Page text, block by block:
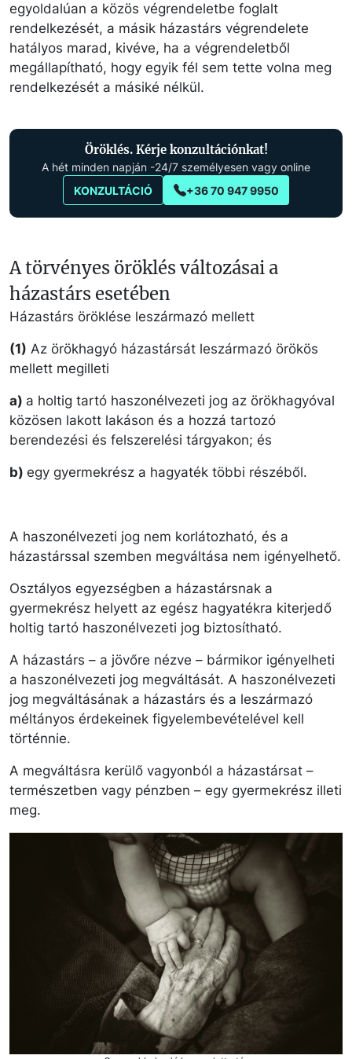
egyoldalúan a közös végrendeletbe foglalt
rendelkezését, a másik házastárs végrendelete
hatályos marad, kivéve, ha a végrendeletből
megállapítható, hogy egyik fél sem tette volna meg
rendelkezését a másiké nélkül.
Öröklés. Kérje konzultációnkat!
A hét minden napján -24/7 személyesen vagy online
+36 70 947 9950
KONZULTÁCIÓ
A törvényes öröklés változásai a
házastárs esetében
Házastárs öröklése leszármazó mellett
(1) Az örökhagyó házastársát leszármazó örökös
mellett megilleti
a) a holtig tartó haszonélvezeti jog az örökhagyóval
közösen lakott lakáson és a hozzá tartozó
berendezési és felszerelési tárgyakon; és
b) egy gyermekrész a hagyaték többi részéből.
A haszonélvezeti jog nem korlátozható, és a
házastárssal szemben megváltása nem igényelhető.
Osztályos egyezségben a házastársnak a
gyermekrész helyett az egész hagyatékra kiterjedő
holtig tartó haszonélvezeti jog biztosítható.
A házastárs – a jövőre nézve – bármikor igényelheti
a haszonélvezeti jog megváltását. A haszonélvezeti
jog megváltásának a házastárs és a leszármazó
méltányos érdekeinek figyelembevételével kell
történnie.
A megváltásra kerülő vagyonból a házastársat –
természetben vagy pénzben – egy gyermekrész illeti
meg.